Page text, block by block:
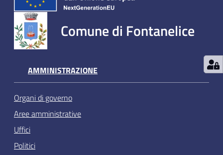
Comune di Fontanelice
AMMINISTRAZIONE
Organi di governo
Aree amministrative
Uffici
Politici